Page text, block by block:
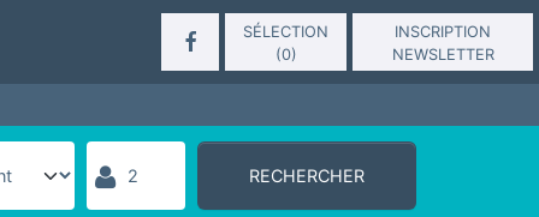
SÉLECTION
(0)
INSCRIPTION
NEWSLETTER
RECHERCHER